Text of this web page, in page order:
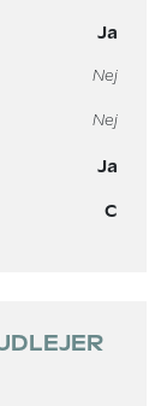
Ja
Nej
Nej
Ja
C